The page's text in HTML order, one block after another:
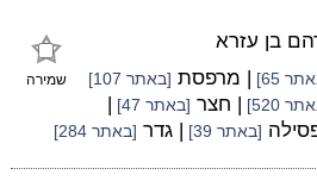
שמירה
בן עזרא
65] | מרפסת [באתר 107]
520] | חצר [באתר 47]
|
[באתר 39] | גדר [באתר 284]